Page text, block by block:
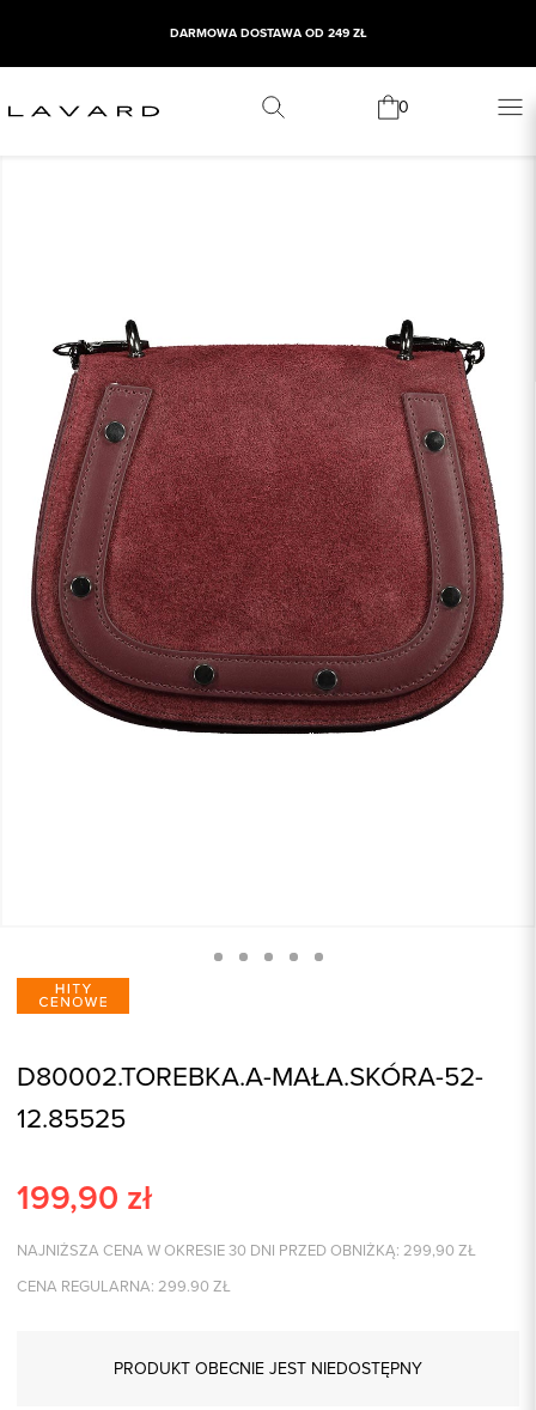
DARMOWA DOSTAWA OD 249 ZŁ
0
D80002.TOREBKA.A-MAŁA.SKÓRA-52-
12.85525
199,90 zł
NAJNIŻSZA CENA W OKRESIE 30 DNI PRZED OBNIŻKĄ: 299,90 ZŁ
CENA REGULARNA: 299.90 ZŁ
PRODUKT OBECNIE JEST NIEDOSTĘPNY